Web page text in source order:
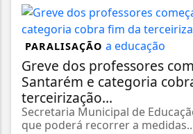
PARALISAÇÃO
Greve dos professores
Santarém e categoria
terceirização...
Secretaria Municipal de
que poderá recorrer a